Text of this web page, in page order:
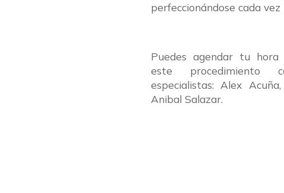
perfeccionándose cada vez
Puedes agendar tu
este procedimiento
especialistas: Alex
Anibal Salazar.